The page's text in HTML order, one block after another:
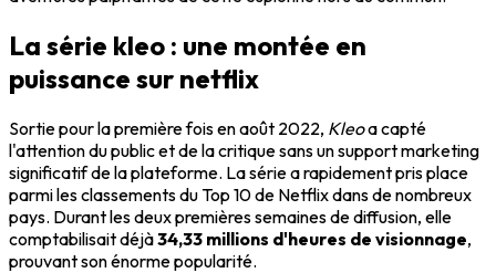
La série kleo : une montée en
puissance sur netflix
Sortie pour la première fois en août 2022, Kleoa capté
l'attention du public et de la critique sans un support marketing
significatif de la plateforme. La série a rapidement pris place
parmi les classements du Top 10 de Netflix dans de nombreux
pays. Durant les deux premières semaines de diffusion, elle
comptabilisait déjà34,33 millions d'heures de visionnage,
prouvant son énorme popularité.